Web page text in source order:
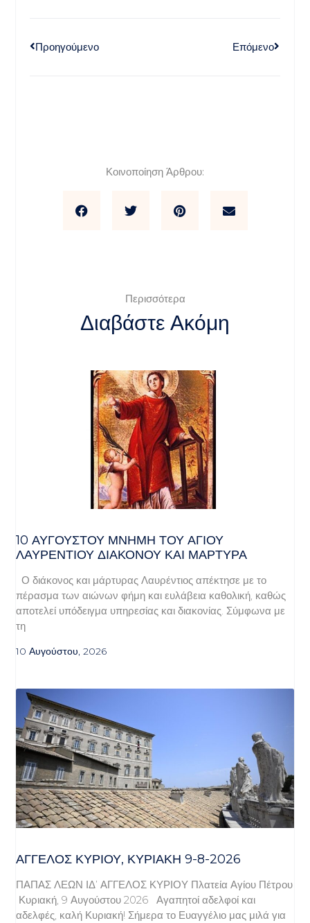
Προηγούμενο Επόμενο
Κοινοποίηση Άρθρου:
Περισσότερα
Διαβάστε Ακόμη
10 ΑΥΓΟΥΣΤΟΥ ΜΝΗΜΗ ΤΟΥ ΑΓΙΟΥ
ΛΑΥΡΕΝΤΙΟΥ ΔΙΑΚΟΝΟΥ ΚΑΙ ΜΑΡΤΥΡΑ
Ο διάκονος και μάρτυρας Λαυρέντιος απέκτησε με το
πέρασμα των αιώνων φήμη και ευλάβεια καθολική, καθώς
αποτελεί υπόδειγμα υπηρεσίας και διακονίας. Σύμφωνα με
τη
10 Αυγούστου, 2026
ΆΓΓΕΛΟΣ ΚΥΡΊΟΥ, ΚΥΡΙΑΚΉ 9-8-2026
ΠΑΠΑΣ ΛΕΩΝ ΙΔ’ ΑΓΓΕΛΟΣ ΚΥΡΙΟΥ Πλατεία Αγίου Πέτρου
Κυριακή, 9 Αυγούστου 2026 Αγαπητοί αδελφοί και
αδελφές, καλή Κυριακή! Σήμερα το Ευαγγέλιο μας μιλά για